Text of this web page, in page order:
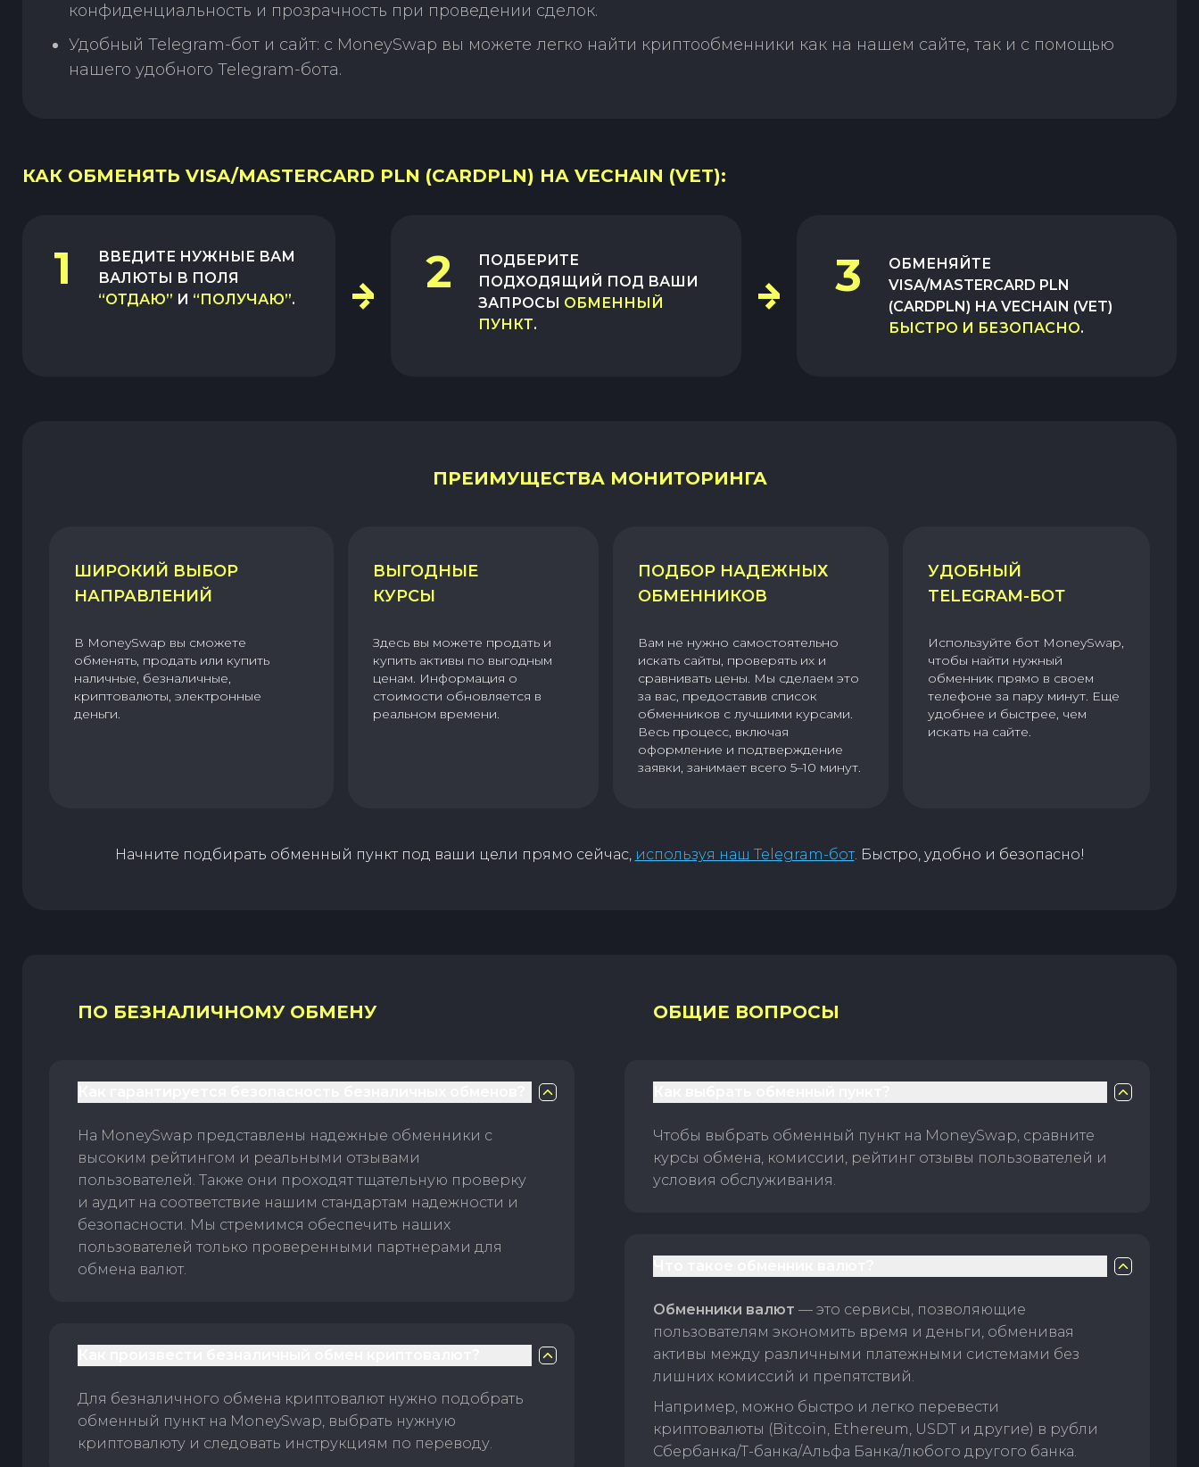
конфиденциальность и прозрачность при проведении сделок.
Удобный Telegram-бот и сайт: с MoneySwap вы можете легко найти криптообменники как на нашем сайте, так и с помощью
нашего удобного Telegram-бота.
КАК ОБМЕНЯТЬ VISA/MASTERCARD PLN (CARDPLN) НА VECHAIN (VET):
1
ВВЕДИТЕ НУЖНЫЕ ВАМ
ВАЛЮТЫ В ПОЛЯ
“ОТДАЮ” И “ПОЛУЧАЮ”.
2
ПОДБЕРИТЕ
ПОДХОДЯЩИЙ ПОД ВАШИ
ЗАПРОСЫ ОБМЕННЫЙ
ПУНКТ.
3
ОБМЕНЯЙТЕ
VISA/MASTERCARD PLN
(CARDPLN) НА VECHAIN (VET)
БЫСТРО И БЕЗОПАСНО.
ПРЕИМУЩЕСТВА МОНИТОРИНГА
ШИРОКИЙ ВЫБОР
НАПРАВЛЕНИЙ
В MoneySwap вы сможете
обменять, продать или купить
наличные, безналичные,
криптовалюты, электронные
деньги.
ВЫГОДНЫЕ
КУРСЫ
Здесь вы можете продать и
купить активы по выгодным
ценам. Информация о
стоимости обновляется в
реальном времени.
ПОДБОР НАДЕЖНЫХ
ОБМЕННИКОВ
Вам не нужно самостоятельно
искать сайты, проверять их и
сравнивать цены. Мы сделаем это
за вас, предоставив список
обменников с лучшими курсами.
Весь процесс, включая
оформление и подтверждение
заявки, занимает всего 5–10 минут.
УДОБНЫЙ
TELEGRAM-БОТ
Используйте бот MoneySwap,
чтобы найти нужный
обменник прямо в своем
телефоне за пару минут. Еще
удобнее и быстрее, чем
искать на сайте.
Начните подбирать обменный пункт под ваши цели прямо сейчас, используя наш Telegram-бот. Быстро, удобно и безопасно!
ПО БЕЗНАЛИЧНОМУ ОБМЕНУ
На MoneySwap представлены надежные обменники с
высоким рейтингом и реальными отзывами
пользователей. Также они проходят тщательную проверку
и аудит на соответствие нашим стандартам надежности и
безопасности. Мы стремимся обеспечить наших
пользователей только проверенными партнерами для
обмена валют.
Для безналичного обмена криптовалют нужно подобрать
обменный пункт на MoneySwap, выбрать нужную
криптовалюту и следовать инструкциям по переводу.
ОБЩИЕ ВОПРОСЫ
Чтобы выбрать обменный пункт на MoneySwap, сравните
курсы обмена, комиссии, рейтинг отзывы пользователей и
условия обслуживания.
Обменники валют — это сервисы, позволяющие
пользователям экономить время и деньги, обменивая
активы между различными платежными системами без
лишних комиссий и препятствий.
Например, можно быстро и легко перевести
криптовалюты (Bitcoin, Ethereum, USDT и другие) в рубли
Сбербанка/Т-банка/Альфа Банка/любого другого банка.